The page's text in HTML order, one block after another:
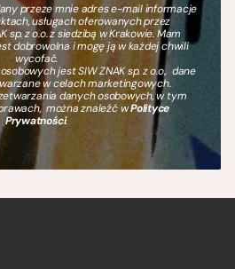
przeze mnie adres e-mail informacje
usługach oferowanych przez
sp. z o.o. z siedzibą w Krakowie. Mam
dobrowolna i mogę ją w każdej chwili
wycofać.
jest SIW ZNAK sp. z o.o., dane
w celach marketingowych.
danych osobowych, w tym
można znaleźć wPolityce
Prywatności.